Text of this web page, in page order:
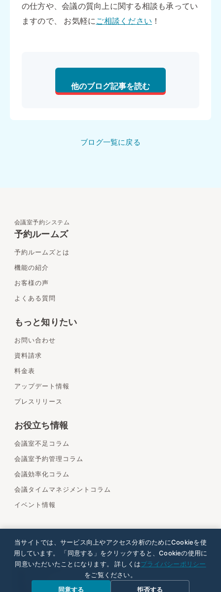
の仕方や、会議の質向上に関する相談も承ってい
ますので、 お気軽に ご相談ください ！
他のブログ記事を読む
ブログ一覧に戻る
会議室予約システム
予約ルームズ
予約ルームズとは
機能の紹介
お客様の声
よくある質問
もっと知りたい
お問い合わせ
資料請求
料金表
アップデート情報
プレスリリース
お役立ち情報
会議室不足コラム
会議室予約管理コラム
会議効率化コラム
会議タイムマネジメントコラム
イベント情報
運営会社情報
個人情報保護方針
情報セキュリティ方針
当サイトでは、サービス向上やアクセス分析のためにCookieを使
用しています。 「同意する」をクリックすると、Cookieの使用に
同意いただいたことになります。 詳しくはプライバシーポリシー
をご覧ください。
同意する
拒否する